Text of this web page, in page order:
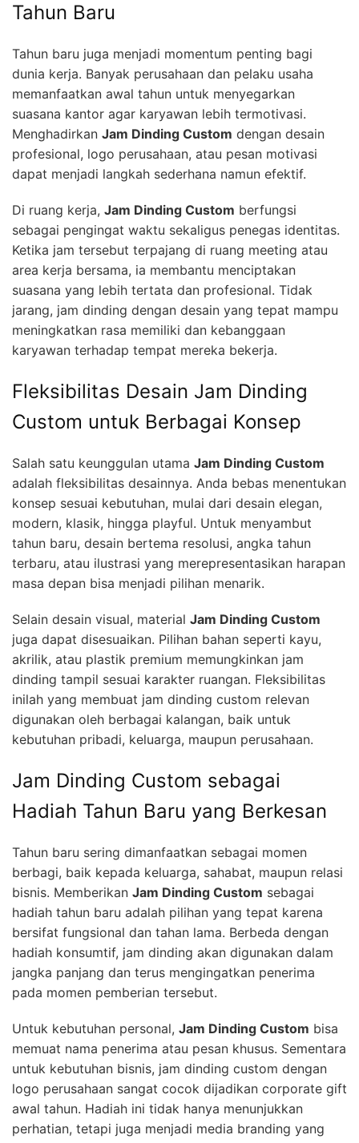
Tahun Baru
Tahun baru juga menjadi momentum penting bagi
dunia kerja. Banyak perusahaan dan pelaku usaha
memanfaatkan awal tahun untuk menyegarkan
suasana kantor agar karyawan lebih termotivasi.
Menghadirkan Jam Dinding Custom dengan desain
profesional, logo perusahaan, atau pesan motivasi
dapat menjadi langkah sederhana namun efektif.
Di ruang kerja, Jam Dinding Custom berfungsi
sebagai pengingat waktu sekaligus penegas identitas.
Ketika jam tersebut terpajang di ruang meeting atau
area kerja bersama, ia membantu menciptakan
suasana yang lebih tertata dan profesional. Tidak
jarang, jam dinding dengan desain yang tepat mampu
meningkatkan rasa memiliki dan kebanggaan
karyawan terhadap tempat mereka bekerja.
Fleksibilitas Desain Jam Dinding
Custom untuk Berbagai Konsep
Salah satu keunggulan utama Jam Dinding Custom
adalah fleksibilitas desainnya. Anda bebas menentukan
konsep sesuai kebutuhan, mulai dari desain elegan,
modern, klasik, hingga playful. Untuk menyambut
tahun baru, desain bertema resolusi, angka tahun
terbaru, atau ilustrasi yang merepresentasikan harapan
masa depan bisa menjadi pilihan menarik.
Selain desain visual, material Jam Dinding Custom
juga dapat disesuaikan. Pilihan bahan seperti kayu,
akrilik, atau plastik premium memungkinkan jam
dinding tampil sesuai karakter ruangan. Fleksibilitas
inilah yang membuat jam dinding custom relevan
digunakan oleh berbagai kalangan, baik untuk
kebutuhan pribadi, keluarga, maupun perusahaan.
Jam Dinding Custom sebagai
Hadiah Tahun Baru yang Berkesan
Tahun baru sering dimanfaatkan sebagai momen
berbagi, baik kepada keluarga, sahabat, maupun relasi
bisnis. Memberikan Jam Dinding Custom sebagai
hadiah tahun baru adalah pilihan yang tepat karena
bersifat fungsional dan tahan lama. Berbeda dengan
hadiah konsumtif, jam dinding akan digunakan dalam
jangka panjang dan terus mengingatkan penerima
pada momen pemberian tersebut.
Untuk kebutuhan personal, Jam Dinding Custom bisa
memuat nama penerima atau pesan khusus. Sementara
untuk kebutuhan bisnis, jam dinding custom dengan
logo perusahaan sangat cocok dijadikan corporate gift
awal tahun. Hadiah ini tidak hanya menunjukkan
perhatian, tetapi juga menjadi media branding yang